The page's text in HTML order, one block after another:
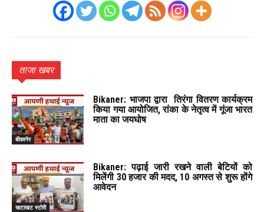
ताजा खबर
बीकानेर
Bikaner: भाजपा द्वारा तिरंगा वितरण कार्यक्रम
किया गया आयोजित, रांका के नेतृत्व में गूंजा भारत
माता का जयघोष
खटाखट स्टोरी
Bikaner: पढ़ाई जारी रखने वाली बेटियों को
मिलेंगी 30 हजार की मदद, 10 अगस्त से शुरू होंगे
आवेदन